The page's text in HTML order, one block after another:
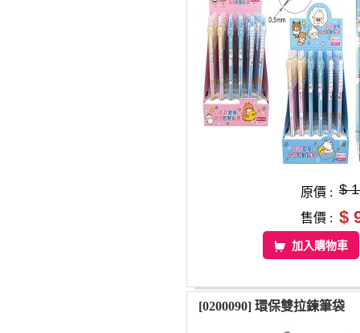
原價 : $
售價 : $
加入購物車
[0200090] 環保雙拉鍊筆袋